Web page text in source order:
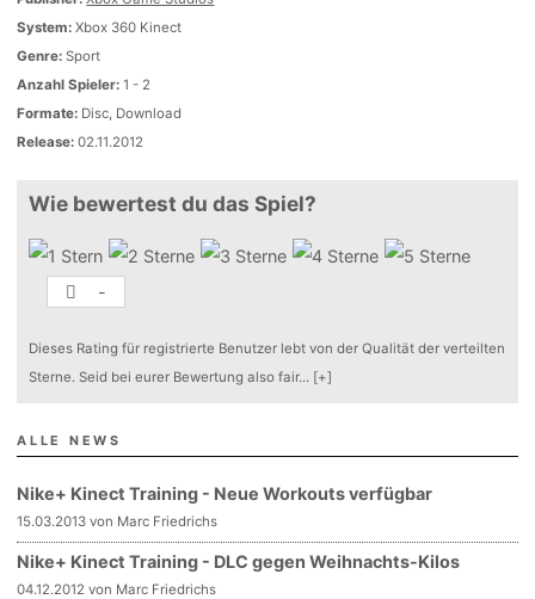
System: Xbox 360 Kinect
Genre: Sport
Anzahl Spieler: 1 - 2
Formate: Disc, Download
Release: 02.11.2012
Wie bewertest du das Spiel?
-
Dieses Rating für registrierte Benutzer lebt von der Qualität der verteilten
Sterne. Seid bei eurer Bewertung also fair... [+]
ALLE NEWS
Nike+ Kinect Training - Neue Workouts verfügbar
15.03.2013 von Marc Friedrichs
Nike+ Kinect Training - DLC gegen Weihnachts-Kilos
04.12.2012 von Marc Friedrichs